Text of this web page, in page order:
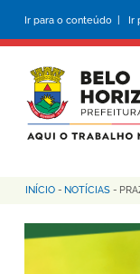
conteúdo
principal
Ir para o conteúdo | Ir
Trilha
de
INÍCIO - NOTÍCIAS -